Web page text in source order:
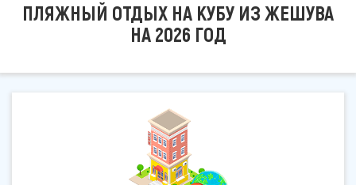
ПЛЯЖНЫЙ ОТДЫХ НА КУБУ ИЗ ЖЕШУВА
НА 2026 ГОД